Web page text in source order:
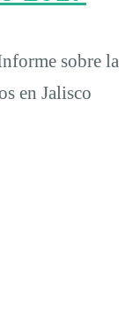
sobre la
en Jalisco